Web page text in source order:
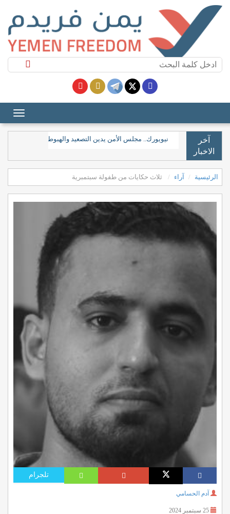
آخر
الاخبار
نيويورك.. مجلس الأمن يدين التصعيد والهبوط "غير المصرح
الرئيسية آراء ثلاث حكايات من طفولة سبتمبرية
تلجرام
ثلاث
حكايات
طفولة
آدم الحسامي